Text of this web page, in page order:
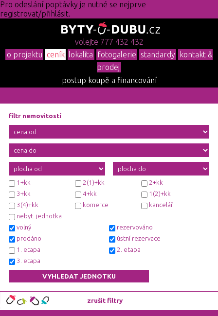
Pro odeslání poptávky je nutné se nejprve
registrovat/přihlásit.
volejte 777 432 432
o projektu ceník lokalita fotogalerie standardy
kontakt &
prodej
postup koupě a financování
filtr nemovitostí
1+kk 2(1)+kk
2+kk
3+kk
4+kk
1(2)+kk
3(4)+kk
komerce
kancelář
nebyt. jednotka
volný
rezervováno
prodáno
ústní rezervace
1. etapa
2. etapa
3. etapa
zrušit filtry